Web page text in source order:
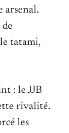
arsenal.
tatami,
: le JJB
rivalité.
les